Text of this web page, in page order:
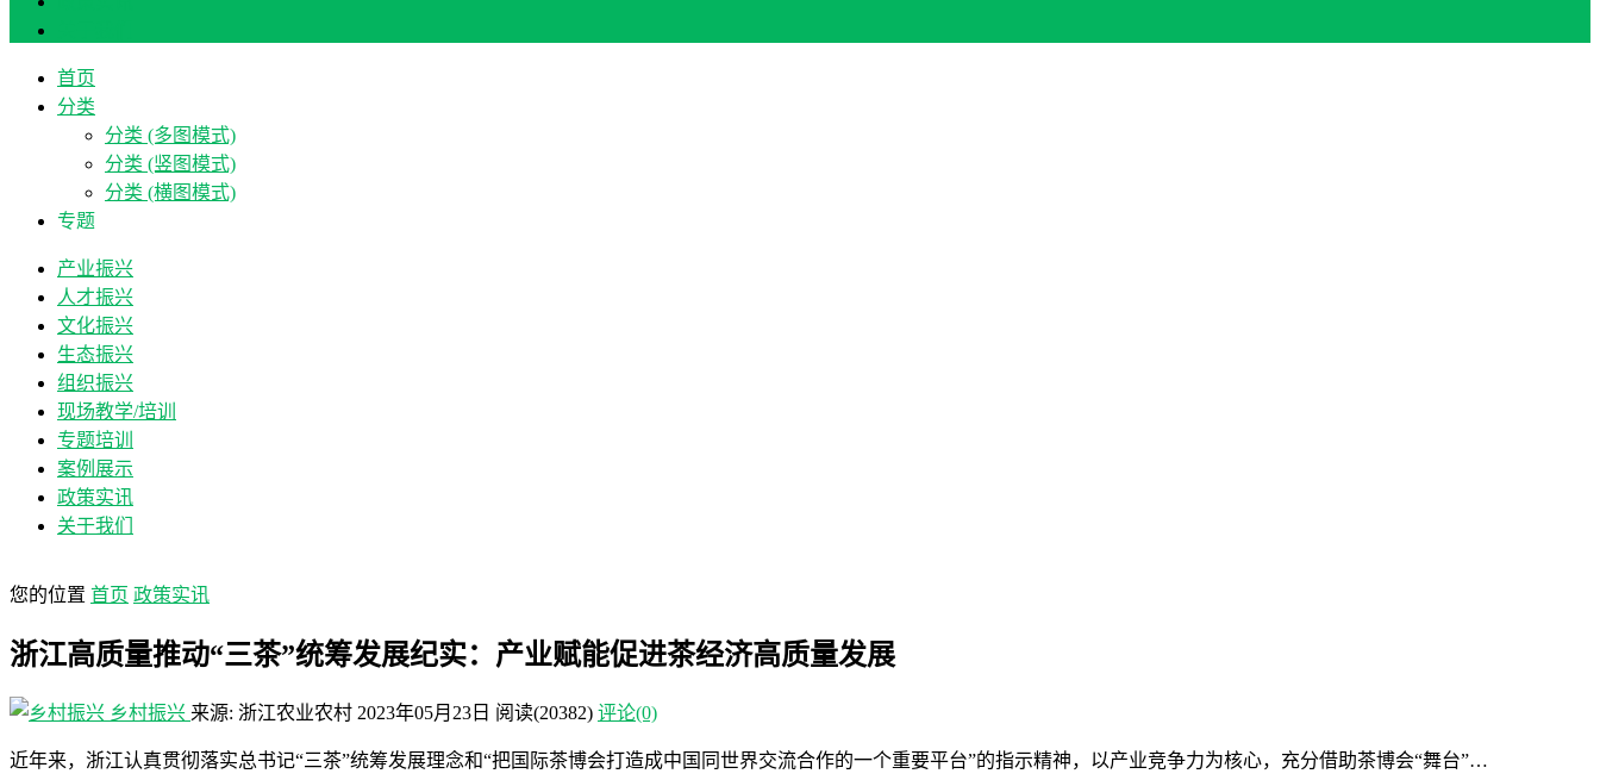
首页
分类
分类 (多图模式)
分类 (竖图模式)
分类 (横图模式)
专题
产业振兴
人才振兴
文化振兴
生态振兴
组织振兴
现场教学/培训
专题培训
案例展示
政策实讯
关于我们
您的位置 首页 政策实讯
浙江高质量推动“三茶”统筹发展纪实：产业赋能促进茶经济高质量发展
乡村振兴 来源: 浙江农业农村 2023年05月23日 阅读(20382) 评论(0)
近年来，浙江认真贯彻落实总书记“三茶”统筹发展理念和“把国际茶博会打造成中国同世界交流合作的一个重要平台”的指示精神，以产业竞争力为核心，充分借助茶博会“舞台”…